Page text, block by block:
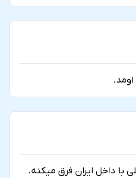
با داخل ایران فرق میکنه.